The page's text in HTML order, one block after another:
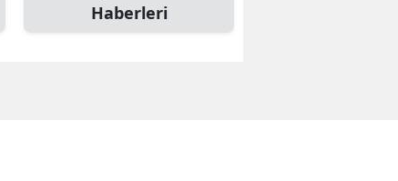
Haberleri